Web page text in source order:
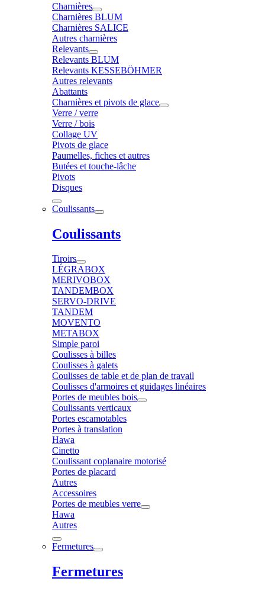
Charnières
Charnières BLUM
Charnières SALICE
Autres charnières
Relevants
Relevants BLUM
Relevants KESSEBÖHMER
Autres relevants
Abattants
Charnières et pivots de glace
Verre / verre
Verre / bois
Collage UV
Pivots de glace
Paumelles, fiches et autres
Butées et touche-lâche
Pivots
Disques
Coulissants
Coulissants
Tiroirs
LÉGRABOX
MERIVOBOX
TANDEMBOX
SERVO-DRIVE
TANDEM
MOVENTO
METABOX
Simple paroi
Coulisses à billes
Coulisses à galets
Coulisses de table et de plan de travail
Coulisses d'armoires et guidages linéaires
Portes de meubles bois
Coulissants verticaux
Portes escamotables
Portes à translation
Hawa
Cinetto
Coulissant coplanaire motorisé
Portes de placard
Autres
Accessoires
Portes de meubles verre
Hawa
Autres
Fermetures
Fermetures